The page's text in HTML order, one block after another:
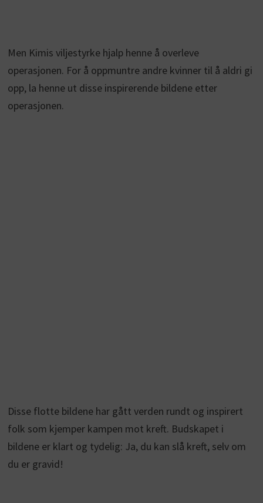
Men Kimis viljestyrke hjalp henne å overleve
operasjonen. For å oppmuntre andre kvinner til å aldri gi
opp, la henne ut disse inspirerende bildene etter
operasjonen.
Disse flotte bildene har gått verden rundt og inspirert
folk som kjemper kampen mot kreft. Budskapet i
bildene er klart og tydelig: Ja, du kan slå kreft, selv om
du er gravid!